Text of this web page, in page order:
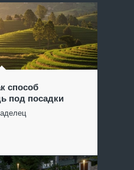
способ
под посадки